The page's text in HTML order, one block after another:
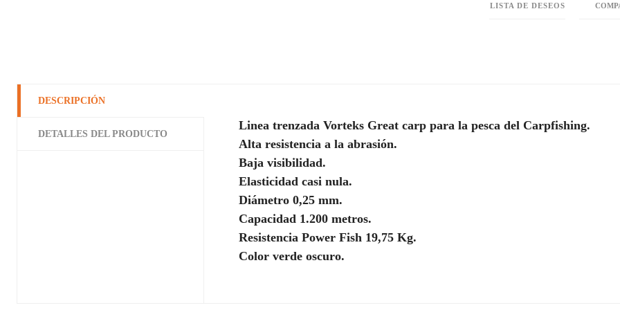
LISTA DE DESEOS
DESCRIPCIÓN
DETALLES DEL PRODUCTO
Linea trenzada Vorteks Great carp para la pesca del Carpfishing.
Alta resistencia a la abrasión.
Baja visibilidad.
Elasticidad casi nula.
Diámetro 0,25 mm.
Capacidad 1.200 metros.
Resistencia Power Fish 19,75 Kg.
Color verde oscuro.